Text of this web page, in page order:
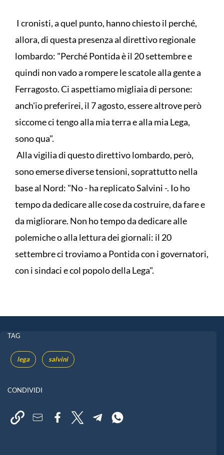
I cronisti, a quel punto, hanno chiesto il perché,
allora, di questa presenza al direttivo regionale
lombardo: "Perché Pontida è il 20 settembre e
quindi non vado a rompere le scatole alla gente a
Ferragosto. Ci aspettiamo migliaia di persone:
anch'io preferirei, il 7 agosto, essere altrove però
siccome ci tengo alla mia terra e alla mia Lega,
sono qua".
Alla vigilia di questo direttivo lombardo, però,
sono emerse diverse tensioni, soprattutto nella
base al Nord: "No - ha replicato Salvini -. Io ho
tempo da dedicare alle cose da costruire, da fare e
da migliorare. Non ho tempo da dedicare alle
polemiche o alla lettura dei giornali: il 20
settembre ci troviamo a Pontida con i governatori,
con i sindaci e col popolo della Lega".
TAG
lega salvini
CONDIVIDI